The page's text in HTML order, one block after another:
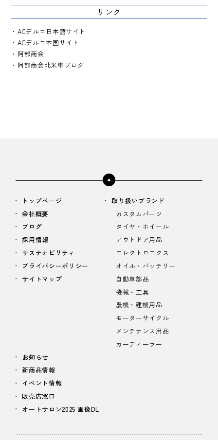
リンク
ACデルコ日本語サイト
ACデルコ本国サイト
阿部商会
阿部商会北米車ブログ
トップページ
会社概要
ブログ
採用情報
サステナビリティ
プライバシーポリシー
サイトマップ
取り扱いブランド
カスタムパーツ
タイヤ・ホイール
アウトドア用品
エレクトロニクス
オイル・バッテリー
自動車部品
機械・工具
農機・建機用品
モーターサイクル
メンテナンス用品
カーディーラー
お知らせ
新商品情報
イベント情報
販売店窓口
オートサロン2025 画像DL